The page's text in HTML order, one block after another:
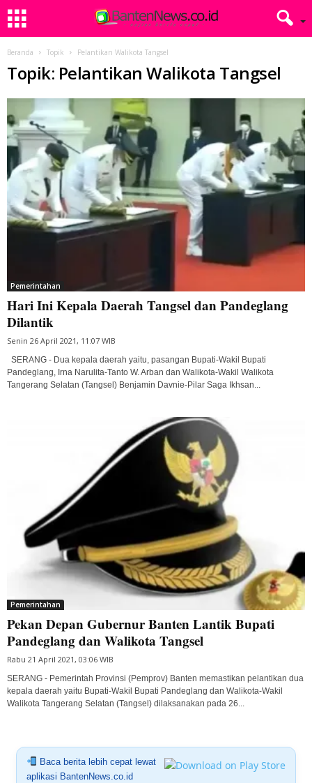
Beranda Topik Pelantikan Walikota Tangsel
Topik: Pelantikan Walikota Tangsel
Pemerintahan
Hari Ini Kepala Daerah Tangsel dan Pandeglang
Dilantik
Senin 26 April 2021, 11:07 WIB
SERANG - Dua kepala daerah yaitu, pasangan Bupati-Wakil Bupati
Pandeglang, Irna Narulita-Tanto W. Arban dan Walikota-Wakil Walikota
Tangerang Selatan (Tangsel) Benjamin Davnie-Pilar Saga Ikhsan...
Pemerintahan
Pekan Depan Gubernur Banten Lantik Bupati
Pandeglang dan Walikota Tangsel
Rabu 21 April 2021, 03:06 WIB
SERANG - Pemerintah Provinsi (Pemprov) Banten memastikan pelantikan dua
kepala daerah yaitu Bupati-Wakil Bupati Pandeglang dan Walikota-Wakil
Walikota Tangerang Selatan (Tangsel) dilaksanakan pada 26...
Baca berita lebih cepat lewat
aplikasi BantenNews.co.id